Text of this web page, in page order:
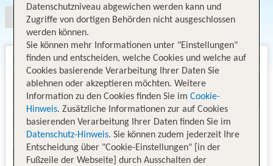
Datenschutzniveau abgewichen werden kann und
Zugriffe von dortigen Behörden nicht ausgeschlossen
werden können.
Sie können mehr Informationen unter "Einstellungen"
finden und entscheiden, welche Cookies und welche auf
Cookies basierende Verarbeitung Ihrer Daten Sie
ablehnen oder akzeptieren möchten. Weitere
Information zu den Cookies finden Sie im Cookie-
Hinweis. Zusätzliche Informationen zur auf Cookies
basierenden Verarbeitung Ihrer Daten finden Sie im
Datenschutz-Hinweis. Sie können zudem jederzeit Ihre
Entscheidung über "Cookie-Einstellungen" [in der
Fußzeile der Webseite] durch Ausschalten der